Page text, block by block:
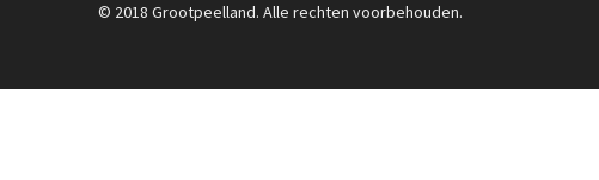
© 2018 Grootpeelland. Alle rechten voorbehouden.